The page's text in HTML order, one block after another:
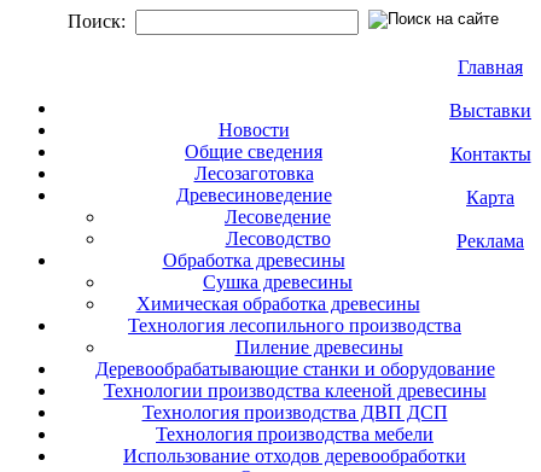
Поиск:
Главная
Выставки
Контакты
Карта
Реклама
Новости
Общие сведения
Лесозаготовка
Древесиноведение
Лесоведение
Лесоводство
Обработка древесины
Сушка древесины
Химическая обработка древесины
Технология лесопильного производства
Пиление древесины
Деревообрабатывающие станки и оборудование
Технологии производства клееной древесины
Технология производства ДВП ДСП
Технология производства мебели
Использование отходов деревообработки